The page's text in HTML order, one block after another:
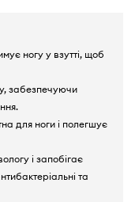
ногу у взутті, щоб
забезпечуючи
для ноги і полегшує
і запобігає
та